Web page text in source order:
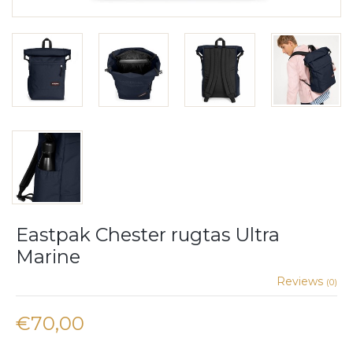
Eastpak Chester rugtas Ultra
Marine
Reviews (0)
€70,00